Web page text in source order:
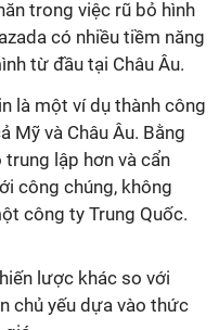
trong việc rũ bỏ hình
có nhiều tiềm năng
từ đầu tại Châu Âu.
là một ví dụ thành công
Mỹ và Châu Âu. Bằng
lập hơn và cẩn
công chúng, không
công ty Trung Quốc.
lược khác so với
chủ yếu dựa vào thức